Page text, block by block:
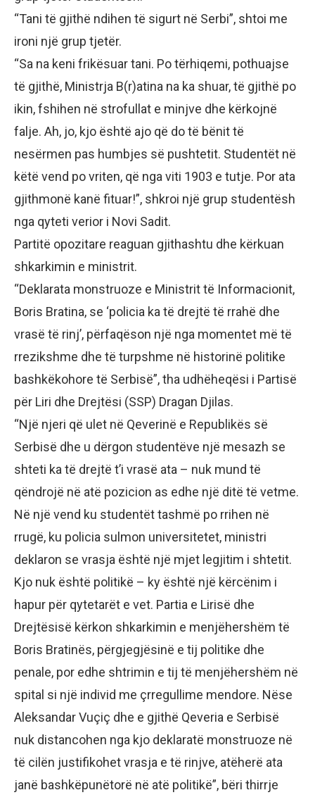
“Tani të gjithë ndihen të sigurt në Serbi”, shtoi me
ironi një grup tjetër.
“Sa na keni frikësuar tani. Po tërhiqemi, pothuajse
të gjithë, Ministrja B(r)atina na ka shuar, të gjithë po
ikin, fshihen në strofullat e minjve dhe kërkojnë
falje. Ah, jo, kjo është ajo që do të bënit të
nesërmen pas humbjes së pushtetit. Studentët në
këtë vend po vriten, që nga viti 1903 e tutje. Por ata
gjithmonë kanë fituar!”, shkroi një grup studentësh
nga qyteti verior i Novi Sadit.
Partitë opozitare reaguan gjithashtu dhe kërkuan
shkarkimin e ministrit.
“Deklarata monstruoze e Ministrit të Informacionit,
Boris Bratina, se ‘policia ka të drejtë të rrahë dhe
vrasë të rinj’, përfaqëson një nga momentet më të
rrezikshme dhe të turpshme në historinë politike
bashkëkohore të Serbisë”, tha udhëheqësi i Partisë
për Liri dhe Drejtësi (SSP) Dragan Djilas.
“Një njeri që ulet në Qeverinë e Republikës së
Serbisë dhe u dërgon studentëve një mesazh se
shteti ka të drejtë t’i vrasë ata – nuk mund të
qëndrojë në atë pozicion as edhe një ditë të vetme.
Në një vend ku studentët tashmë po rrihen në
rrugë, ku policia sulmon universitetet, ministri
deklaron se vrasja është një mjet legjitim i shtetit.
Kjo nuk është politikë – ky është një kërcënim i
hapur për qytetarët e vet. Partia e Lirisë dhe
Drejtësisë kërkon shkarkimin e menjëhershëm të
Boris Bratinës, përgjegjësinë e tij politike dhe
penale, por edhe shtrimin e tij të menjëhershëm në
spital si një individ me çrregullime mendore. Nëse
Aleksandar Vuçiç dhe e gjithë Qeveria e Serbisë
nuk distancohen nga kjo deklaratë monstruoze në
të cilën justifikohet vrasja e të rinjve, atëherë ata
janë bashkëpunëtorë në atë politikë”, bëri thirrje